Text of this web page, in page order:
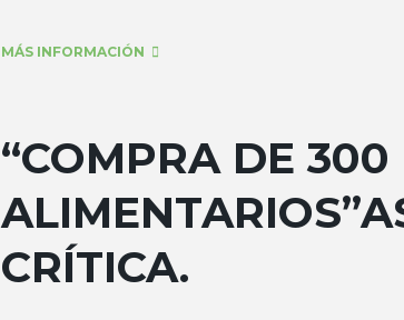
MÁS INFORMACIÓN
“COMPRA DE
CRÍTICA.